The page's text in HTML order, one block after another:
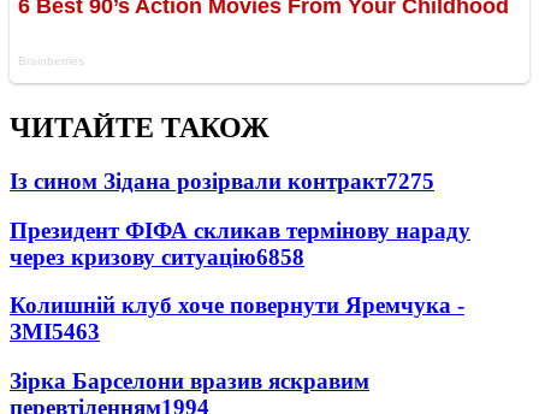
ЧИТАЙТЕ ТАКОЖ
Із сином Зідана розірвали контракт7275
Президент ФІФА скликав термінову нараду
через кризову ситуацію6858
Колишній клуб хоче повернути Яремчука -
ЗМІ5463
Зірка Барселони вразив яскравим
перевтіленням1994